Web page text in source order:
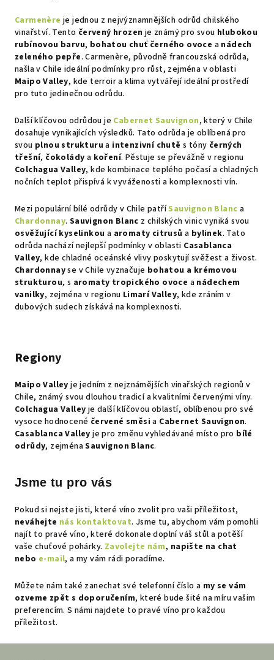
a
c
í
p
r
v
y
v
ý
p
i
s
u
Carmenère je jednou z nejvýznamnějších odrůd chilského
vinařství. Tento červený hrozen je známý pro svou hlubokou
rubínovou barvu, bohatou chuť černého ovoce a nádech
zeleného pepře. Carmenère, původně francouzská odrůda,
našla v Chile ideální podmínky pro růst, zejména v oblasti
Maipo Valley, kde terroir a klima vytvářejí ideální prostředí
pro tuto jedinečnou odrůdu.
Další klíčovou odrůdou je Cabernet Sauvignon, který v Chile
dosahuje vynikajících výsledků. Tato odrůda je oblíbená pro
svou plnou strukturu a intenzivní chutě s tóny černých
třešní, čokolády a koření. Pěstuje se převážně v regionu
Colchagua Valley, kde kombinace teplého počasí a chladných
nočních teplot přispívá k vyváženosti a komplexnosti vín.
Mezi populární bílé odrůdy v Chile patříSauvignon Blanc a
Chardonnay. Sauvignon Blanc z chilských vinic vyniká svou
osvěžující kyselinkou a aromaty citrusů a bylinek. Tato
odrůda nachází nejlepší podmínky v oblasti Casablanca
Valley, kde chladné oceánské vlivy poskytují svěžest a živost.
Chardonnayse v Chile vyznačuje bohatou a krémovou
strukturou, s aromaty tropického ovoce a nádechem
vanilky, zejména v regionu Limarí Valley, kde zráním v
dubových sudech získává na komplexnosti.
Regiony
Maipo Valley je jedním z nejznámějších vinařských regionů v
Chile, známý svou dlouhou tradicí a kvalitními červenými víny.
Colchagua Valley je další klíčovou oblastí, oblíbenou pro své
vysoce hodnocené červené směsi a Cabernet Sauvignon.
Casablanca Valley je pro změnu vyhledávané místo pro bílé
odrůdy, zejménaSauvignon Blanc.
Jsme tu pro vás
Pokud si nejste jisti, které víno zvolit pro vaši příležitost,
neváhejte nás kontaktovat. Jsme tu, abychom vám pomohli
najít to pravé víno, které dokonale doplní váš stůl a potěší
vaše chuťové pohárky. Zavolejte nám, napište na chat
nebo e-mail, a my vám rádi poradíme.
Můžete nám také zanechat své telefonní číslo a my se vám
ozveme zpět s doporučením, které bude šité na míru vašim
preferencím. S námi najdete to pravé víno pro každou
příležitost.
Z